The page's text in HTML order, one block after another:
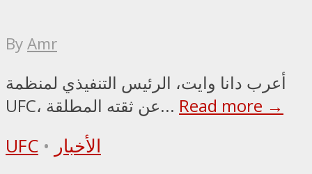
ByAmr
أعرب دانا وايت، الرئيس التنفيذي لمنظمة
UFC، عن ثقته المطلقة... Read more →
UFC • الأخبار